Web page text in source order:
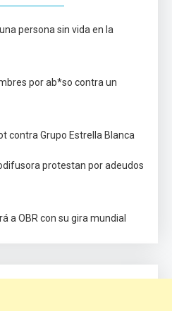
persona sin vida en la
por ab*so contra un
contra Grupo Estrella Blanca
protestan por adeudos
a OBR con su gira mundial